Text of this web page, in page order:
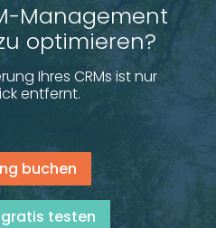
Management
optimieren?
Ihres CRMs ist nur
entfernt.
buchen
testen